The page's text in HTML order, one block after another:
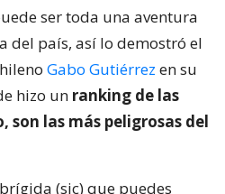
ser toda una aventura
del país, así lo demostró el
Gabo Gutiérrez en su
hizo un ranking de las
son las más peligrosas del
(sic) que puedes